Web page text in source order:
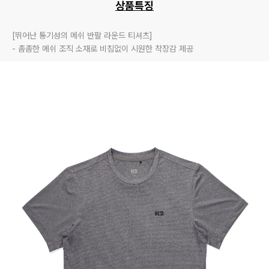
상품특징
[뛰어난 통기성의 메쉬 반팔 라운드 티셔츠]
- 촘촘한 메쉬 조직 소재로 비침없이 시원한 착장감 제공